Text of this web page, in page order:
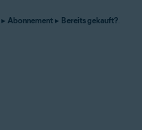
▸ Abonnement ▸ Bereits gekauft?